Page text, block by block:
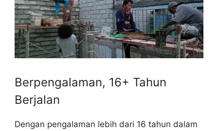
Berpengalaman, 16+ Tahun
Berjalan
Dengan pengalaman lebih dari 16 tahun dalam